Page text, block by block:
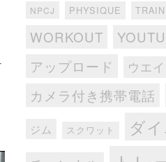
NPCJ PHYSIQUE
WORKOUT
アップロード
ウエ
カメラ付き携帯電話
ジム スクワット ダ